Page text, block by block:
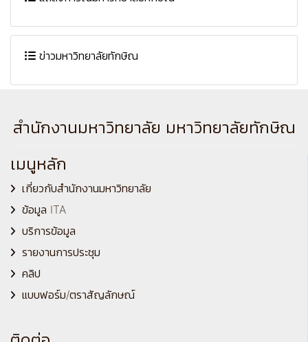
ข่าวมหาวิทยาลัยทักษิณ
สำนักงานมหาวิทยาลัย มหาวิทยาลัยทักษิณ
เมนูหลัก
เกี่ยวกับสำนักงานมหาวิทยาลัย
ข้อมูล ITA
บริการข้อมูล
รายงานการประชุม
คลิป
แบบฟอร์ม/ตราสัญลักษณ์